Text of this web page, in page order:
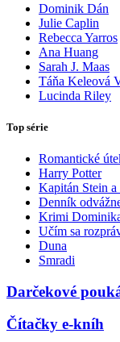
Dominik Dán
Julie Caplin
Rebecca Yarros
Ana Huang
Sarah J. Maas
Táňa Keleová
Lucinda Riley
Top série
Romantické
Harry Potter
Kapitán Stein
Denník
Krimi
Učím sa
Duna
Smradi
Darčekové
Čítačky e-kníh